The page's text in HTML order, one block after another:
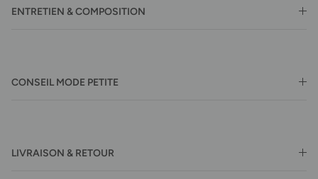
ENTRETIEN & COMPOSITION
CONSEIL MODE PETITE
LIVRAISON & RETOUR